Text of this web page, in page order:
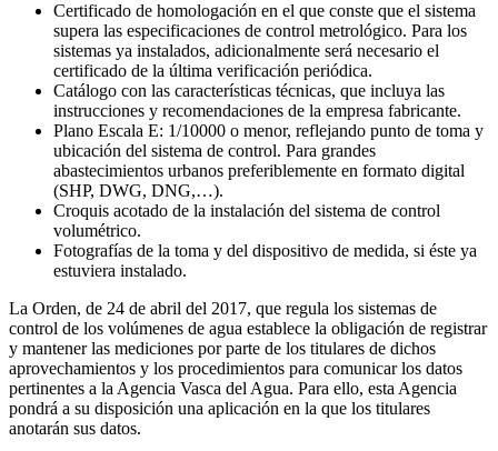
Certificado de homologación en el que conste que el sistema
supera las especificaciones de control metrológico. Para los
sistemas ya instalados, adicionalmente será necesario el
certificado de la última verificación periódica.
Catálogo con las características técnicas, que incluya las
instrucciones y recomendaciones de la empresa fabricante.
Plano Escala E: 1/10000 o menor, reflejando punto de toma y
ubicación del sistema de control. Para grandes
abastecimientos urbanos preferiblemente en formato digital
(SHP, DWG, DNG,…).
Croquis acotado de la instalación del sistema de control
volumétrico.
Fotografías de la toma y del dispositivo de medida, si éste ya
estuviera instalado.
La Orden, de 24 de abril del 2017, que regula los sistemas de
control de los volúmenes de agua establece la obligación de registrar
y mantener las mediciones por parte de los titulares de dichos
aprovechamientos y los procedimientos para comunicar los datos
pertinentes a la Agencia Vasca del Agua. Para ello, esta Agencia
pondrá a su disposición una aplicación en la que los titulares
anotarán sus datos.